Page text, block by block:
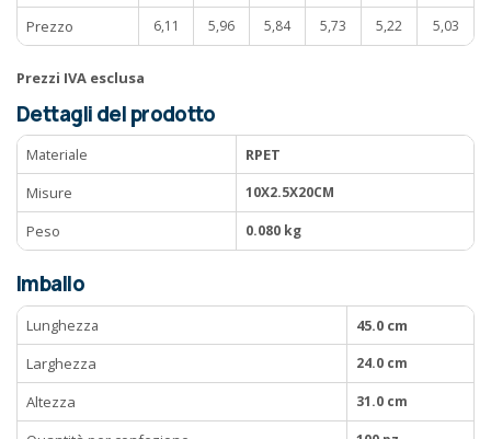
Prezzo 6,11 5,96 5,84 5,73 5,22 5,03
Prezzi IVA esclusa
Dettagli del prodotto
Materiale
RPET
Misure
10X2.5X20CM
Peso 0.080 kg
Imballo
Lunghezza
45.0 cm
Larghezza
24.0 cm
Altezza 31.0 cm